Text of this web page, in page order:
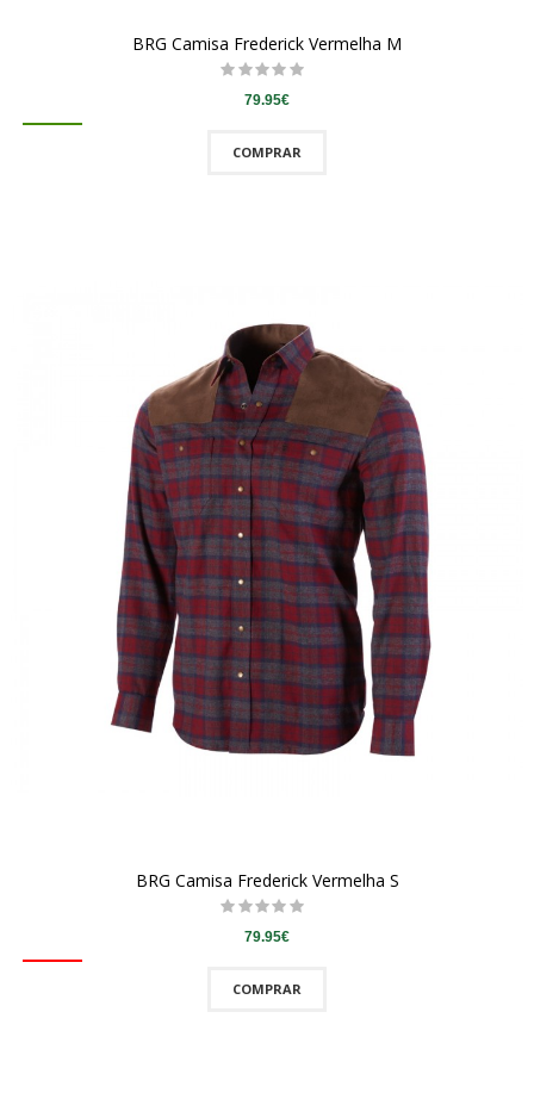
BRG Camisa Frederick Vermelha M
79.95€
COMPRAR
BRG Camisa Frederick Vermelha S
79.95€
COMPRAR